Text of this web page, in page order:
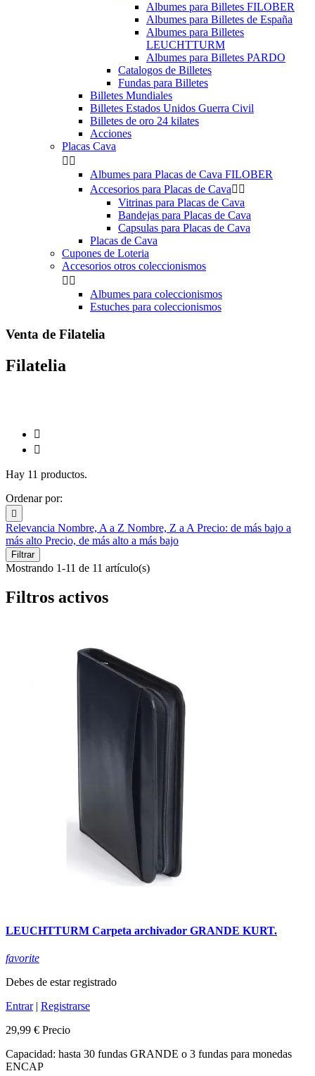
Albumes para Billetes FILOBER
Albumes para Billetes de España
Albumes para Billetes
LEUCHTTURM
Albumes para Billetes PARDO
Catalogos de Billetes
Fundas para Billetes
Billetes Mundiales
Billetes Estados Unidos Guerra Civil
Billetes de oro 24 kilates
Acciones
Placas Cava
 
Albumes para Placas de Cava FILOBER
Accesorios para Placas de Cava 
Vitrinas para Placas de Cava
Bandejas para Placas de Cava
Capsulas para Placas de Cava
Placas de Cava
Cupones de Loteria
Accesorios otros coleccionismos
 
Albumes para coleccionismos
Estuches para coleccionismos
Venta de Filatelia
Filatelia


Hay 11 productos.
Ordenar por:

Relevancia Nombre, A a Z Nombre, Z a A Precio: de más bajo a
más alto Precio, de más alto a más bajo
Filtrar
Mostrando 1-11 de 11 artículo(s)
Filtros activos
LEUCHTTURM Carpeta archivador GRANDE KURT.
favorite
Debes de estar registrado
Entrar| Registrarse
29,99 € Precio
Capacidad: hasta 30 fundas GRANDE o 3 fundas para monedas
ENCAP